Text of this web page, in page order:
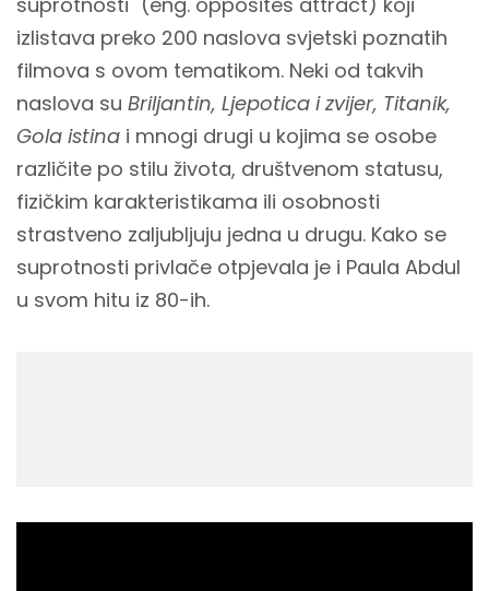
izlistava preko 200 naslova svjetski poznatih
filmova s ovom tematikom. Neki od takvih
naslova su Briljantin, Ljepotica i zvijer, Titanik,
Gola istina i mnogi drugi u kojima se osobe
različite po stilu života, društvenom statusu,
fizičkim karakteristikama ili osobnosti
strastveno zaljubljuju jedna u drugu. Kako se
suprotnosti privlače otpjevala je i Paula Abdul
u svom hitu iz 80-ih.